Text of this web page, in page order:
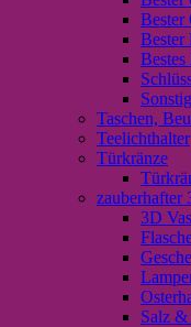
Bester
Bester
Taschen,
Teelichthalter
Türkränze
zauberhafter
3D
Salz &